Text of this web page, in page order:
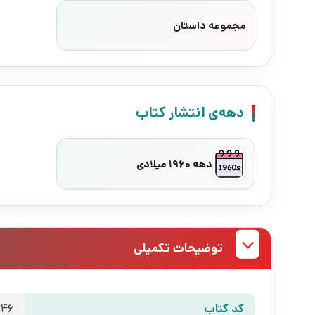
مجموعه داستان
دهه‌ی انتشار کتاب
دهه 1960 میلادی
توضیحات تکمیلی
کد کتاب